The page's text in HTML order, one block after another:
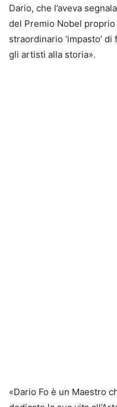
Dario, che l’aveva
del Premio Nobel
straordinario ‘impasto’
gli artisti alla storia».
«Dario Fo è un Maestro